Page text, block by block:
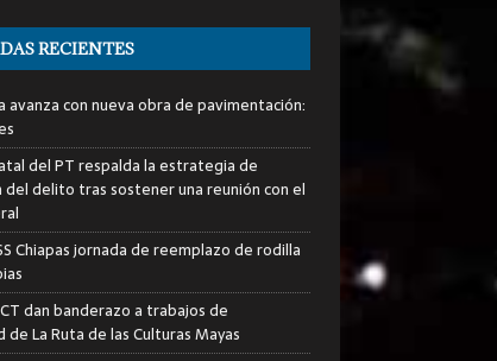
RECIENTES
avanza con nueva obra de pavimentación:
del PT respalda la estrategia de
delito tras sostener una reunión con el
Chiapas jornada de reemplazo de rodilla
dan banderazo a trabajos de
de La Ruta de las Culturas Mayas